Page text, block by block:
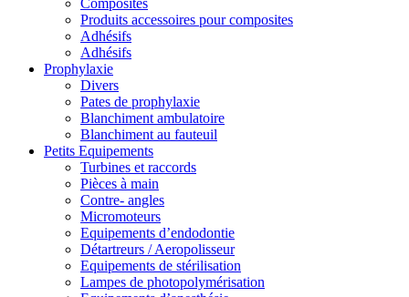
Composites
Produits accessoires pour composites
Adhésifs
Adhésifs
Prophylaxie
Divers
Pates de prophylaxie
Blanchiment ambulatoire
Blanchiment au fauteuil
Petits Equipements
Turbines et raccords
Pièces à main
Contre- angles
Micromoteurs
Equipements d’endodontie
Détartreurs / Aeropolisseur
Equipements de stérilisation
Lampes de photopolymérisation